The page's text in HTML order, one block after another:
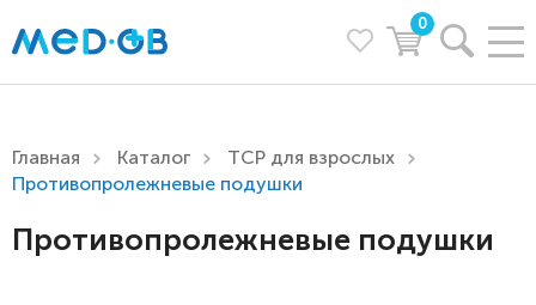
0
Главная Каталог
ТСР для взрослых
Противопролежневые подушки
Противопролежневые подушки